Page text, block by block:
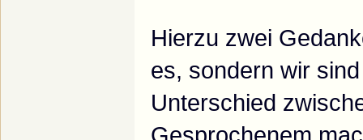
Hierzu zwei
es, sondern wir
Unterschied